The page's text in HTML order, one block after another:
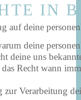
IN
auf deine
deine
deine uns
Recht wann
Verarbeitung